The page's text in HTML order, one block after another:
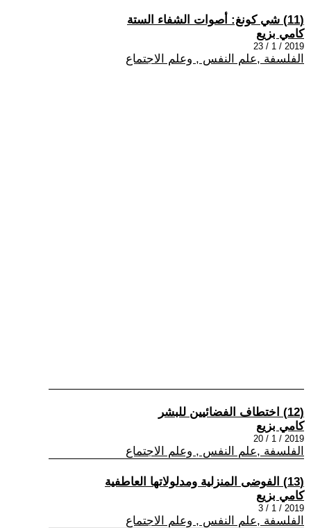
(11) شي كونغ: أصوات الشفاء الستة
كامي بزيع
2019 / 1 / 23
الفلسفة ,علم النفس , وعلم الاجتماع
(12) اختطاف الفضائيين للبشر
كامي بزيع
2019 / 1 / 20
الفلسفة ,علم النفس , وعلم الاجتماع
(13) الفوضى المنزلية ومدلولاتها العاطفية
كامي بزيع
2019 / 1 / 3
الفلسفة ,علم النفس , وعلم الاجتماع